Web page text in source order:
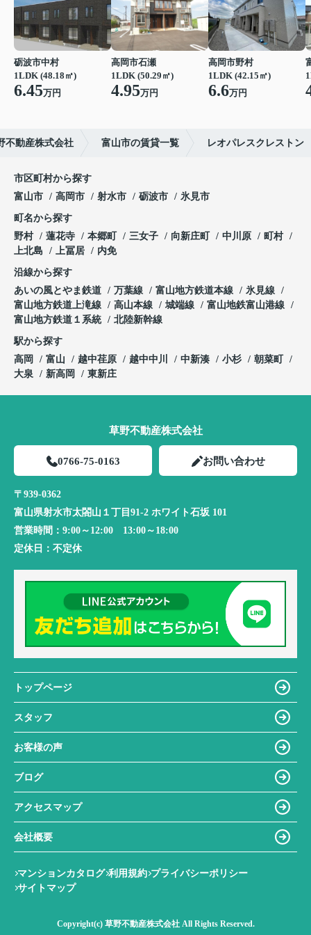
砺波市中村
1LDK (48.18㎡)
6.45万円
高岡市石瀬
1LDK (50.29㎡)
4.95万円
高岡市野村
1LDK (42.15㎡)
6.6万円
不動産株式会社 富山市の賃貸一覧 レオパレスクレストン
市区町村から探す
富山市
高岡市 射水市 砺波市 氷見市
町名から探す
野村
蓮花寺 本郷町 三女子 向新庄町 中川原
町村
上北島
上冨居 内免
沿線から探す
あいの風とやま鉄道
万葉線 富山地方鉄道本線
氷見線
富山地方鉄道上滝線
高山本線 城端線
富山地鉄富山港線
富山地方鉄道１系統
北陸新幹線
駅から探す
高岡
富山 越中荏原 越中中川 中新湊 小杉
朝菜町
大泉
新高岡 東新庄
草野不動産株式会社
0766-75-0163 お問い合わせ
〒939-0362
富山県射水市太閤山１丁目91-2 ホワイト石坂 101
営業時間： 9:00～12:00 13:00～18:00
定休日： 不定休
トップページ
スタッフ
お客様の声
ブログ
アクセスマップ
会社概要
マンションカタログ 利用規約 プライバシーポリシー
サイトマップ
Copyright(c) 草野不動産株式会社 All Rights Reserved.